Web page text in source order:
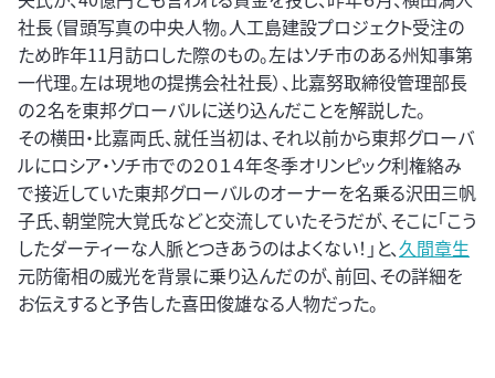
社長（冒頭写真の中央人物。人工島建設プロジェクト受注の
ため昨年11月訪ロした際のもの。左はソチ市のある州知事第
一代理。左は現地の提携会社社長）、比嘉努取締役管理部長
の２名を東邦グローバルに送り込んだことを解説した。
その横田・比嘉両氏、就任当初は、それ以前から東邦グローバ
ルにロシア・ソチ市での２０１４年冬季オリンピック利権絡み
で接近していた東邦グローバルのオーナーを名乗る沢田三帆
子氏、朝堂院大覚氏などと交流していたそうだが、そこに「こう
したダーティーな人脈とつきあうのはよくない！」と、久間章生
元防衛相の威光を背景に乗り込んだのが、前回、その詳細を
お伝えすると予告した喜田俊雄なる人物だった。